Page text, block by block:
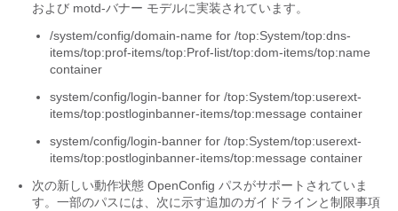
および motd-バナー モデルに実装されています。
/system/config/domain-name for /top:System/top:dns-
items/top:prof-items/top:Prof-list/top:dom-items/top:name
container
system/config/login-banner for /top:System/top:userext-
items/top:postloginbanner-items/top:message container
system/config/login-banner for /top:System/top:userext-
items/top:postloginbanner-items/top:message container
次の新しい動作状態 OpenConfig パスがサポートされていま
す。一部のパスには、次に示す追加のガイドラインと制限事項